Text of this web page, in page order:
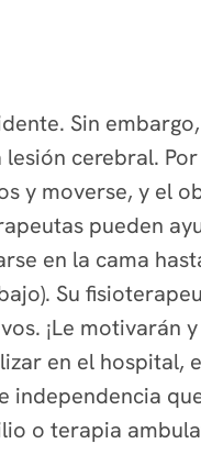
Sin
cerebral.
y moverse, y el
pueden
en la cama
Su
¡Le motivarán
en el hospital,
independencia
o terapia